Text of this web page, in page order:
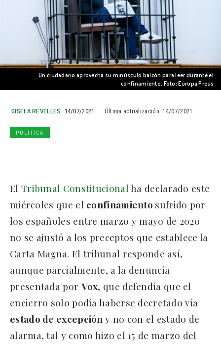
Un ciudadano aprovecha su minúsculo balcón para leer durante el
confinamiento. Foto: Europa Press
GISELA REVELLES 14/07/2021 Última actualización: 14/07/2021
POLÍTICA
El Tribunal Constitucional ha declarado este
miércoles que el confinamiento sufrido por
los españoles entre marzo y mayo de 2020
no se ajustó a los preceptos que establece la
Carta Magna. El tribunal responde así,
aunque parcialmente, a la denuncia
presentada por Vox, que defendía que el
encierro solo podía haberse decretado vía
estado de excepción y no con el estado de
alarma, tal y como hizo el 15 de marzo del